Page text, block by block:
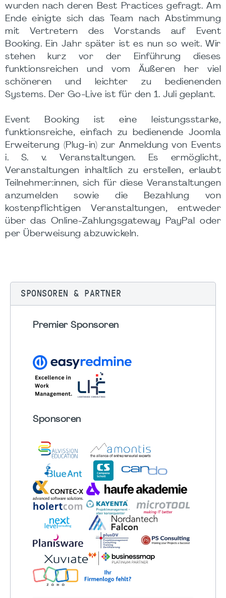
wurden nach deren Best Practices gefragt. Am
Ende einigte sich das Team nach Abstimmung
mit Vertretern des Vorstands auf Event
Booking. Ein Jahr später ist es nun so weit. Wir
stehen kurz vor der Einführung dieses
funktionsreichen und vom Äußeren her viel
schöneren und leichter zu bedienenden
Systems. Der Go-Live ist für den 1. Juli geplant.
Event Booking ist eine leistungsstarke,
funktionsreiche, einfach zu bedienende Joomla
Erweiterung (Plug-in) zur Anmeldung von Events
i. S. v. Veranstaltungen. Es ermöglicht,
Veranstaltungen inhaltlich zu erstellen, erlaubt
Teilnehmer:innen, sich für diese Veranstaltungen
anzumelden sowie die Bezahlung von
kostenpflichtigen Veranstaltungen, entweder
über das Online-Zahlungsgateway PayPal oder
per Überweisung abzuwickeln.
SPONSOREN & PARTNER
Premier Sponsoren
Sponsoren